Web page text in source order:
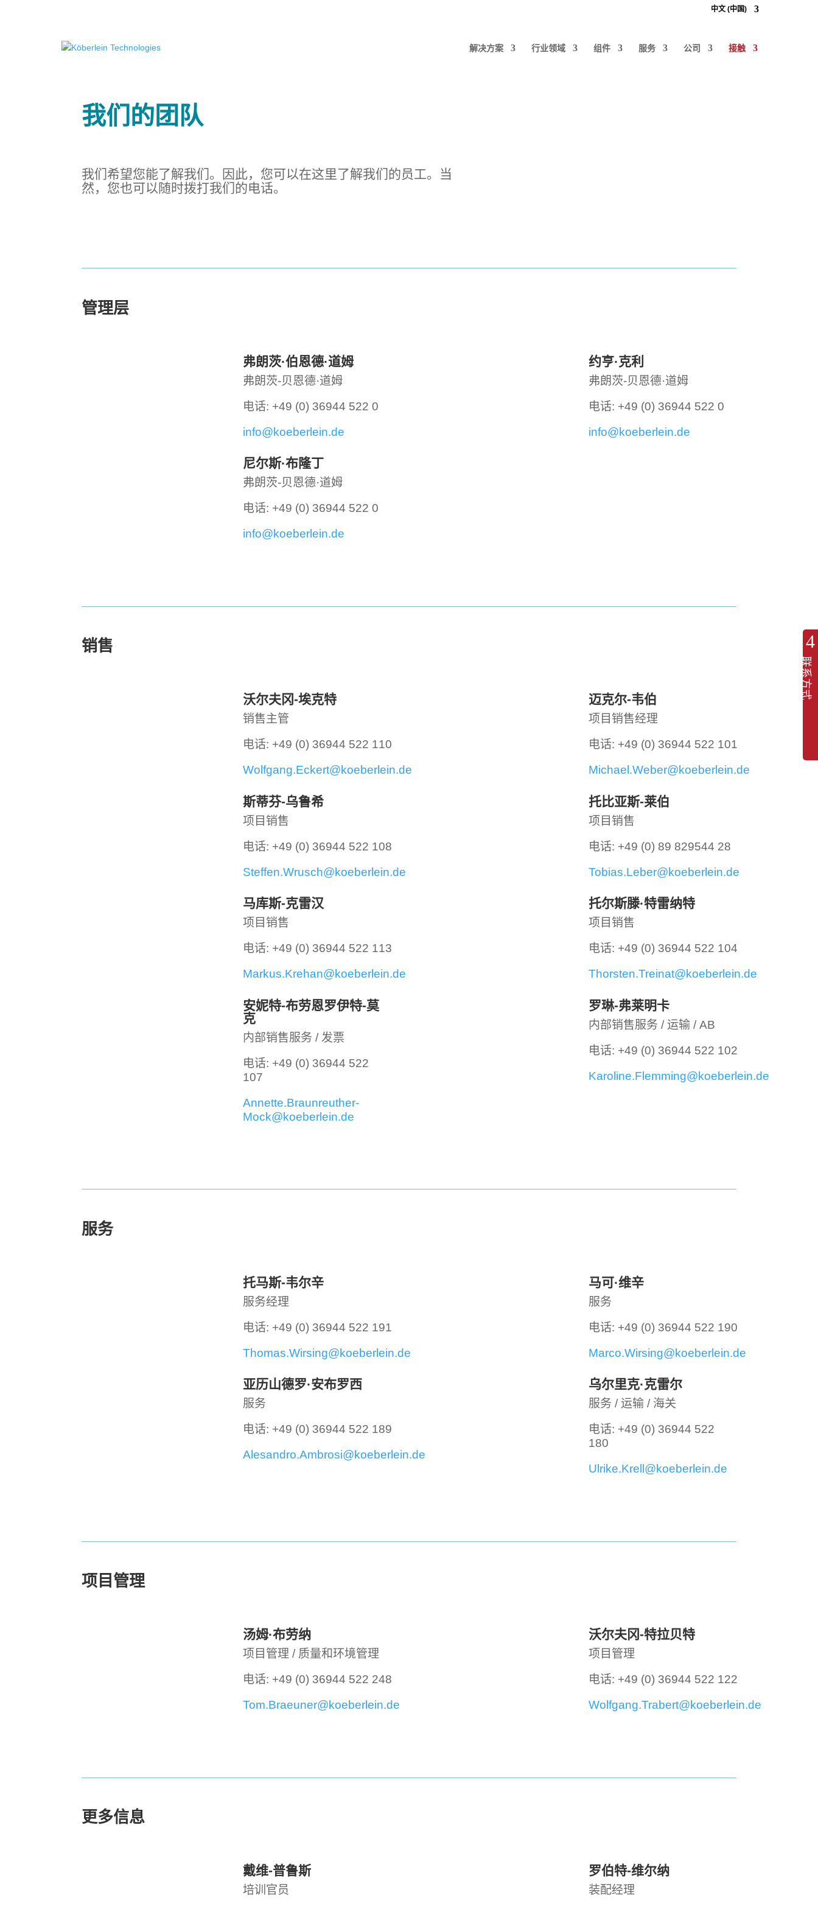
中文 (中国)
解决方案 行业领域 组件 服务 公司 接触
我们的团队
我们希望您能了解我们。因此，您可以在这里了解我们的员工。当
然，您也可以随时拨打我们的电话。
管理层
弗朗茨·伯恩德·道姆
弗朗茨-贝恩德·道姆
电话: +49 (0) 36944 522 0
info@koeberlein.de
尼尔斯·布隆丁
弗朗茨-贝恩德·道姆
电话: +49 (0) 36944 522 0
info@koeberlein.de
约亨·克利
弗朗茨-贝恩德·道姆
电话: +49 (0) 36944 522 0
info@koeberlein.de
销售
沃尔夫冈-埃克特
销售主管
电话: +49 (0) 36944 522 110
Wolfgang.Eckert@koeberlein.de
斯蒂芬-乌鲁希
项目销售
电话: +49 (0) 36944 522 108
Steffen.Wrusch@koeberlein.de
马库斯-克雷汉
项目销售
电话: +49 (0) 36944 522 113
Markus.Krehan@koeberlein.de
安妮特-布劳恩罗伊特-莫
克
内部销售服务 / 发票
电话: +49 (0) 36944 522
107
Annette.Braunreuther-
Mock@koeberlein.de
迈克尔-韦伯
项目销售经理
电话: +49 (0) 36944 522 101
Michael.Weber@koeberlein.de
托比亚斯-莱伯
项目销售
电话: +49 (0) 89 829544 28
Tobias.Leber@koeberlein.de
托尔斯滕·特雷纳特
项目销售
电话: +49 (0) 36944 522 104
Thorsten.Treinat@koeberlein.de
罗琳-弗莱明卡
内部销售服务 / 运输 / AB
电话: +49 (0) 36944 522 102
Karoline.Flemming@koeberlein.de
服务
托马斯-韦尔辛
服务经理
电话: +49 (0) 36944 522 191
Thomas.Wirsing@koeberlein.de
亚历山德罗·安布罗西
服务
电话: +49 (0) 36944 522 189
Alesandro.Ambrosi@koeberlein.de
马可·维辛
服务
电话: +49 (0) 36944 522 190
Marco.Wirsing@koeberlein.de
乌尔里克·克雷尔
服务 / 运输 / 海关
电话: +49 (0) 36944 522
180
Ulrike.Krell@koeberlein.de
项目管理
汤姆·布劳纳
项目管理 / 质量和环境管理
电话: +49 (0) 36944 522 248
Tom.Braeuner@koeberlein.de
沃尔夫冈-特拉贝特
项目管理
电话: +49 (0) 36944 522 122
Wolfgang.Trabert@koeberlein.de
更多信息
戴维-普鲁斯
培训官员
罗伯特-维尔纳
装配经理
联系方式